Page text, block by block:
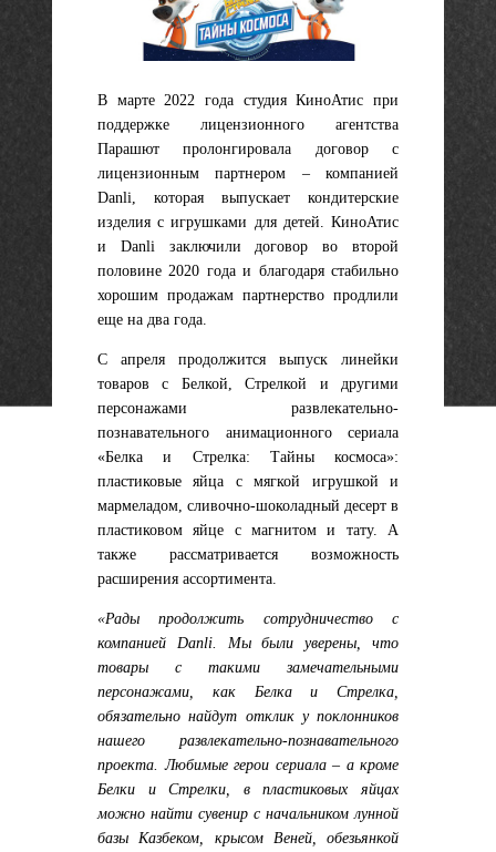
В марте 2022 года студия КиноАтис при
поддержке лицензионного агентства
Парашют пролонгировала договор с
лицензионным партнером – компанией
Danli , которая выпускает кондитерские
изделия с игрушками для детей. КиноАтис
и Danli заключили договор во второй
половине 2020 года и благодаря стабильно
хорошим продажам партнерство продлили
еще на два года.
С апреля продолжится выпуск линейки
товаров с Белкой, Стрелкой и другими
персонажами развлекательно-
познавательного анимационного сериала
«Белка и Стрелка: Тайны космоса»:
пластиковые яйца с мягкой игрушкой и
мармеладом, сливочно-шоколадный десерт в
пластиковом яйце с магнитом и тату. А
также рассматривается возможность
расширения ассортимента.
«Рады продолжить сотрудничество с
компанией Danli. Мы были уверены, что
товары с такими замечательными
персонажами, как Белка и Стрелка,
обязательно найдут отклик у поклонников
нашего развлекательно-познавательного
проекта. Любимые герои сериала – а кроме
Белки и Стрелки, в пластиковых яйцах
можно найти сувенир с начальником лунной
базы Казбеком, крысом Веней, обезьянкой